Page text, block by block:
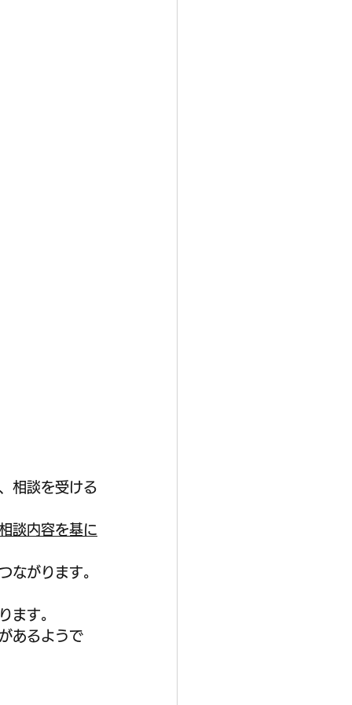
相談を受ける
談内容を基に
ながります。
ます。
あるようで